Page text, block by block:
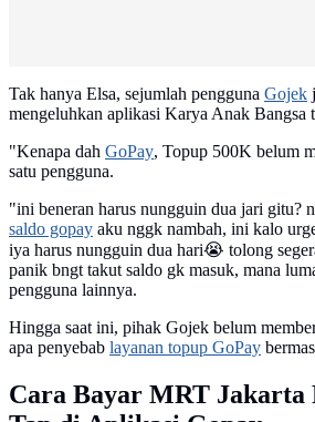
Tak hanya Elsa, sejumlah pengguna Gojek
mengeluhkan aplikasi Karya Anak Bangsa
"Kenapa dah GoPay, Topup 500K belum
satu pengguna.
"ini beneran harus nungguin dua jari gitu?
saldo gopay aku nggk nambah, ini kalo
iya harus nungguin dua hari😭 tolong
panik bngt takut saldo gk masuk, mana
pengguna lainnya.
Hingga saat ini, pihak Gojek belum
apa penyebab layanan topup GoPay
Cara Bayar MRT Jakarta